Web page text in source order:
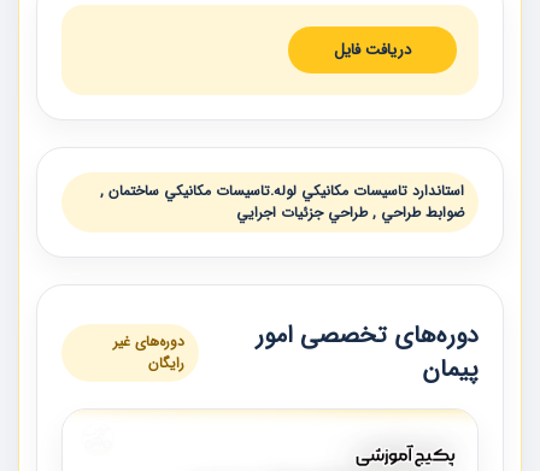
دریافت فایل
استاندارد تاسيسات مكانيكي لوله.تاسيسات مكانيكي ساختمان ,
ضوابط طراحي , طراحي جزئيات اجرايي
دوره‌های تخصصی امور
پیمان
دوره‌های غیر
رایگان